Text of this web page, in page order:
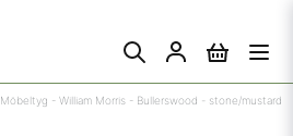
Möbeltyg - William Morris - Bullerswood - stone/mustard